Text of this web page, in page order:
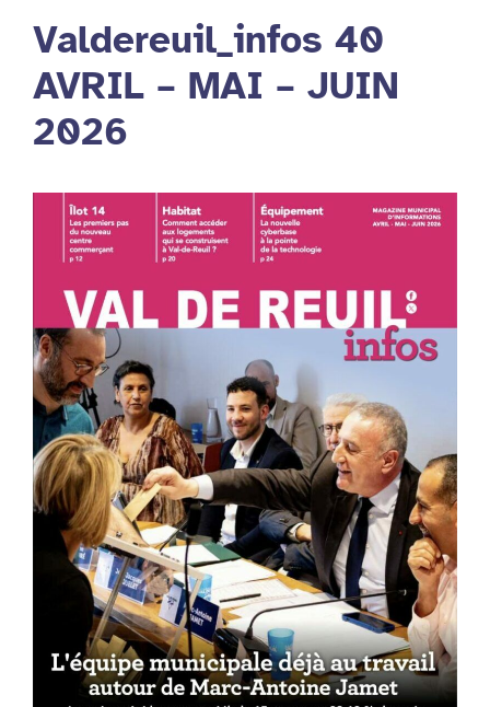
Valdereuil_infos 40
AVRIL – MAI – JUIN
2026